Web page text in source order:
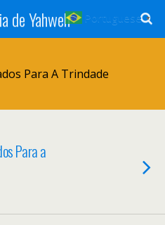
de Yahweh
Para A Trindade
Para a
Portuguese ▼